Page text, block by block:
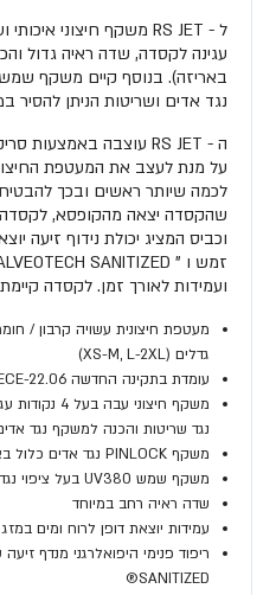
עגינה לקסדה, שדה ראיה גדול
נגד אדים ושריטות הניתן להסיר
על מנת לעצב את המעטפת
לכמה שיותר ראשים ובכך
שהקסדה יצאה מהקופסא, לקסדה
וכביס המציג יכולת נידוף זיעה
ועמידות לאורך זמן. לקסדה
מעטפת חיצונית עשויה קרבון /
גדלים (XS-M, L-2XL)
עומדת בתקינה החדשה ECE-22.06
משקף חיצוני
נגד שריטות והכנה למשקף נגד
משקף PINLOCK נגד אדים כלול באריזה
משקף שמש UV380 בעל ציפוי נגד שריטות ואדים הניתן לפירוק
שדה ראיה רחב במיוחד
עמידות יוצאת דופן לרוח ומים במזג
SANITIZED®